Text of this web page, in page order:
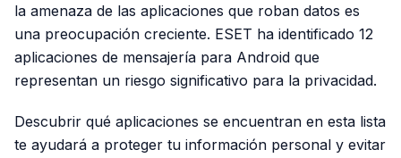
la amenaza de las aplicaciones que roban datos es
una preocupación creciente. ESET ha identificado 12
aplicaciones de mensajería para Android que
representan un riesgo significativo para la privacidad.
Descubrir qué aplicaciones se encuentran en esta lista
te ayudará a proteger tu información personal y evitar